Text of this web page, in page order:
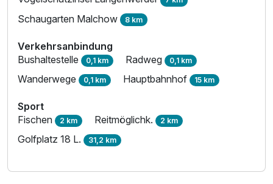
Schaugarten Malchow 8 km
Verkehrsanbindung
Bushaltestelle 0,1 km Radweg 0,1 km
Wanderwege 0,1 km Hauptbahnhof 15 km
Sport
Fischen 2 km Reitmöglichk. 2 km
Golfplatz 18 L. 31,2 km